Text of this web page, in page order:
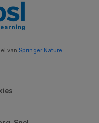
van Springer Nature